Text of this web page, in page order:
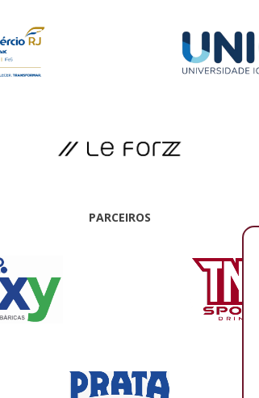
PARCEIROS